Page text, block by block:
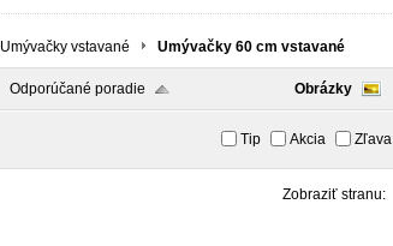
Umývačky vstavané Umývačky 60 cm vstavané
Odporúčané poradie Obrázky
Tip Akcia Zľava
Zobraziť stranu: